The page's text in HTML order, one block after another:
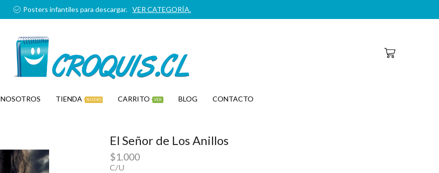
Posters infantiles para descargar. VER CATEGORÍA.
NOSOTROS TIENDA NUEVO CARRITO VER BLOG CONTACTO
El Señor de Los Anillos
$1.000
C/U